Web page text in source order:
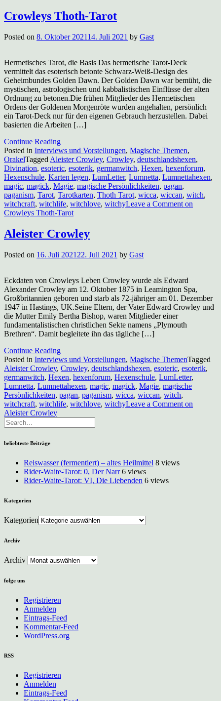
Crowleys Thoth-Tarot
Posted on 8. Oktober 202114. Juli 2021 by Gast
Hermetisches Tarot, die Basis Das hermetische Tarot-Deck
vermittelt das esoterisch betonte Schwarz-Weiß-Design des
Geheimbundes Golden Dawn. Der Golden Dawn war bemüht, die
mystischen, astrologischen und kabbalistischen Einflüsse der alten
Ordnung zu betonen.Die frühen Mitglieder des Hermetischen
Ordens der Goldenen Morgenröte wurden angehalten, persönlich
ein Tarot-Deck nur für den eigenen Gebrauch herzustellen. Dabei
basierten die Arbeiten […]
Continue Reading
Posted in Interviews und Vorstellungen, Magische Themen,
OrakelTagged Aleister Crowley, Crowley, deutschlandshexen,
Divination, esoteric, esoterik, germanwitch, Hexen, hexenforum,
Hexenschule, Karten legen, LumLetter, Lumnetta, Lumnettahexen,
magic, magick, Magie, magische Persönlichkeiten, pagan,
paganism, Tarot, Tarotkarten, Thoth Tarot, wicca, wiccan, witch,
witchcraft, witchlife, witchlove, witchyLeave a Comment on
Crowleys Thoth-Tarot
Aleister Crowley
Posted on 16. Juli 2021 22. Juli 2021 by Gast
Eckdaten von Crowleys Leben Crowley wurde als Edward
Alexander Crowley am 12. Oktober 1875 in Leamington Spa,
Großbritannien geboren und starb als 72-jähriger am 01. Dezember
1947 in Hastings, UK.Seine Eltern, der Vater Edward Crowley und
die Mutter Emily Bertha Bishop, waren Mitglieder einer
fundamentalistischen christlichen Sekte namens „Plymouth
Brethren“. Damit begleitete ihn das tägliche […]
Continue Reading
Posted in Interviews und Vorstellungen, Magische ThemenTagged
Aleister Crowley, Crowley, deutschlandshexen, esoteric, esoterik,
germanwitch, Hexen, hexenforum, Hexenschule, LumLetter,
Lumnetta, Lumnettahexen, magic, magick, Magie, magische
Persönlichkeiten, pagan, paganism, wicca, wiccan, witch,
witchcraft, witchlife, witchlove, witchyLeave a Comment on
Aleister Crowley
beliebteste Beiträge
Reiswasser (fermentiert) – altes Heilmittel 8 views
Rider-Waite-Tarot: 0, Der Narr 6 views
Rider-Waite-Tarot: VI, Die Liebenden 6 views
Kategorien
Kategorien
Archiv
Archiv
folge uns
Registrieren
Anmelden
Eintrags-Feed
Kommentar-Feed
WordPress.org
RSS
Registrieren
Anmelden
Eintrags-Feed